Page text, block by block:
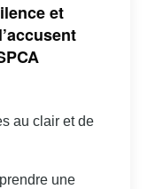
et
au clair et de
une